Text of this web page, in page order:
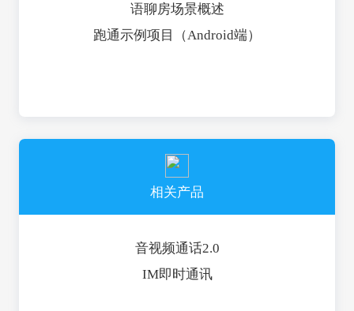
语聊房场景概述
跑通示例项目（Android端）
相关产品
音视频通话2.0
IM即时通讯